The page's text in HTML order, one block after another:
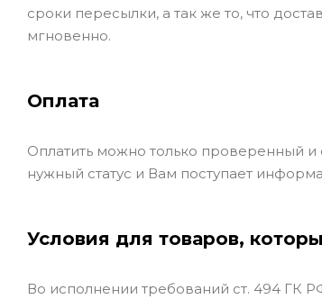
сроки пересылки, а так же то, что
мгновенно.
Оплата
Оплатить можно только проверенный
нужный статус и Вам поступает
Условия для товаров,
Во исполнении требований ст. 494 ГК